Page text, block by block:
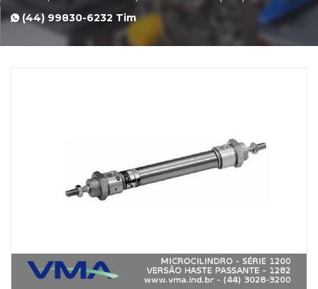
(44) 99830-6232 Tim